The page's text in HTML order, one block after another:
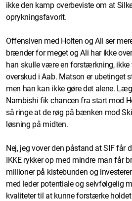
ikke den kamp overbeviste om at
oprykningsfavorit.
Offensiven med Holten og Ali ser
brænder for meget og Ali har ikke
han skulle være en forstærkning,
overskud i Aab. Matson er ubetinget
men han kan ikke gøre det alene.
Nambishi fik chancen fra start mod
så ringe at de røg på bænken mod
løsning på midten.
Nej, jeg vover den påstand at SIF
IKKE rykker op med mindre man får
millioner på kistebunden og
med leder potentiale og selvfølgelig
kvaliteter til at kunne forstærke